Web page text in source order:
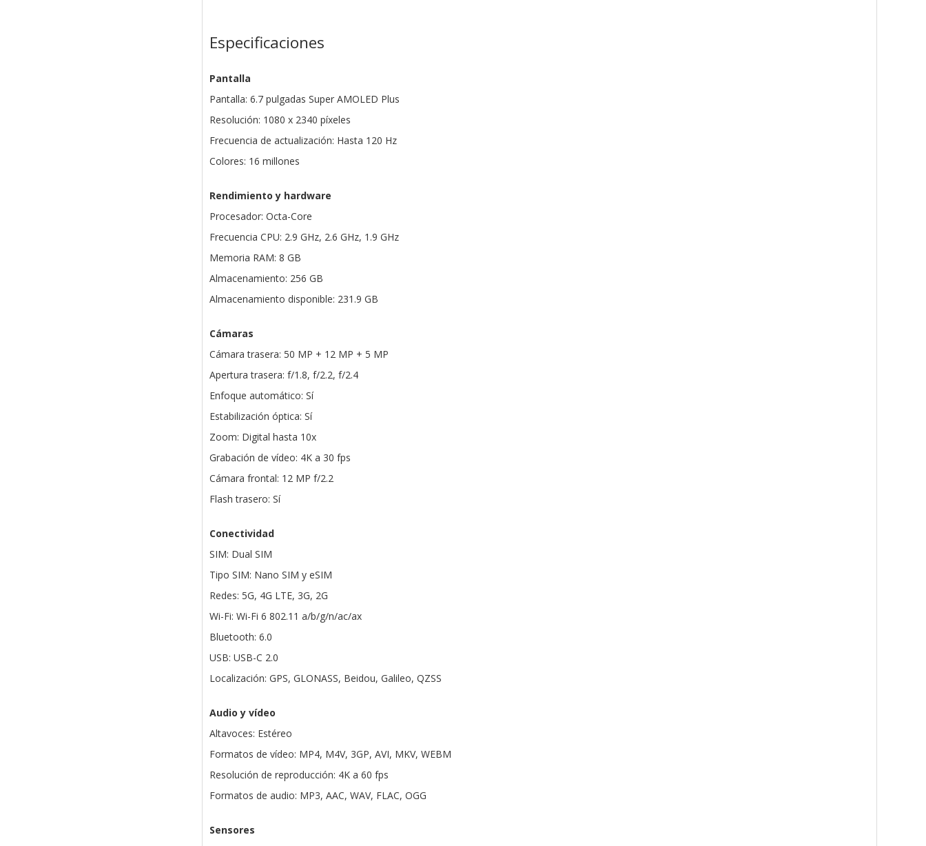
Especificaciones
Pantalla
Pantalla: 6.7 pulgadas Super AMOLED Plus
Resolución: 1080 x 2340 píxeles
Frecuencia de actualización: Hasta 120 Hz
Colores: 16 millones
Rendimiento y hardware
Procesador: Octa-Core
Frecuencia CPU: 2.9 GHz, 2.6 GHz, 1.9 GHz
Memoria RAM: 8 GB
Almacenamiento: 256 GB
Almacenamiento disponible: 231.9 GB
Cámaras
Cámara trasera: 50 MP + 12 MP + 5 MP
Apertura trasera: f/1.8, f/2.2, f/2.4
Enfoque automático: Sí
Estabilización óptica: Sí
Zoom: Digital hasta 10x
Grabación de vídeo: 4K a 30 fps
Cámara frontal: 12 MP f/2.2
Flash trasero: Sí
Conectividad
SIM: Dual SIM
Tipo SIM: Nano SIM y eSIM
Redes: 5G, 4G LTE, 3G, 2G
Wi-Fi: Wi-Fi 6 802.11 a/b/g/n/ac/ax
Bluetooth: 6.0
USB: USB-C 2.0
Localización: GPS, GLONASS, Beidou, Galileo, QZSS
Audio y vídeo
Altavoces: Estéreo
Formatos de vídeo: MP4, M4V, 3GP, AVI, MKV, WEBM
Resolución de reproducción: 4K a 60 fps
Formatos de audio: MP3, AAC, WAV, FLAC, OGG
Sensores